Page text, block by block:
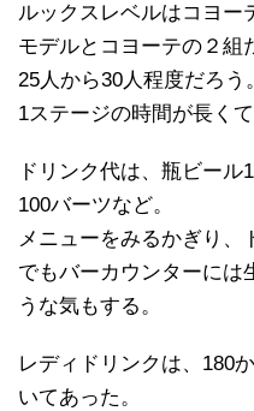
ルックスレベルはコヨー
モデルとコヨーテの２組
25人から30人程度だろう。
1ステージの時間が長く
ドリンク代は、瓶ビー
100バーツなど。
メニューをみるかぎり、
でもバーカウンターには
うな気もする。
レディドリンクは、180
いてあった。